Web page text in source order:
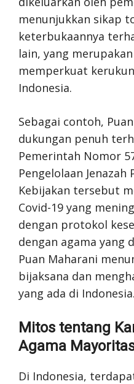
menunjukkan sikap
keterbukaannya
lain, yang
memperkuat
Indonesia.
Sebagai contoh,
dukungan penuh
Pemerintah Nomor
Pengelolaan Jenazah
Kebijakan tersebut
Covid-19 yang
dengan protokol
dengan agama yang
Puan Maharani
bijaksana dan
yang ada di Indonesia.
Mitos tentang
Agama
Di Indonesia,